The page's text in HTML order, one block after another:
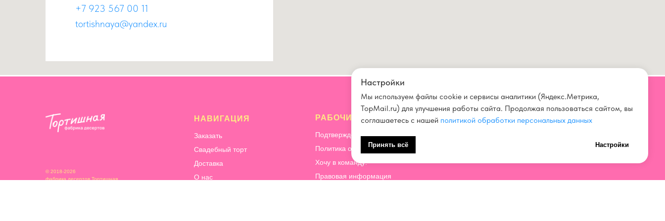
+7 923 567 00 11
tortishnaya@yandex.ru
РАБОЧИЕ ВОПРОСЫ
Подтверждение и отмена заказа
Политика обработки персональных данных
Хочу в команду!
Правовая информация
НАВИГАЦИЯ
Заказать
Свадебный торт
Доставка
О нас
© 2018-2026
фабрика десертов Тортишная
СВЯЗАТЬСЯ С НАМИ
Настройки
Мы используем файлы cookie и сервисы аналитики (Яндекс.Метрика,
TopMail.ru) для улучшения работы сайта. Продолжая пользоваться сайтом, вы
соглашаетесь с нашей политикой обработки персональных данных
Принять всё Настройки